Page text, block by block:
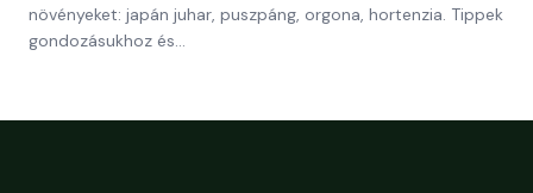
növényeket: japán juhar, puszpáng, orgona, hortenzia. Tippek
gondozásukhoz és…